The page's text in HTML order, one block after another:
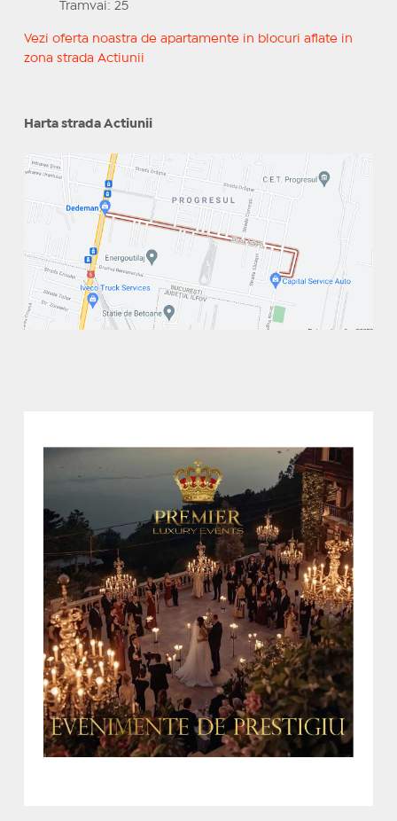
Tramvai: 25
Vezi oferta noastra de apartamente in blocuri aflate in
zona strada Actiunii
Harta strada Actiunii